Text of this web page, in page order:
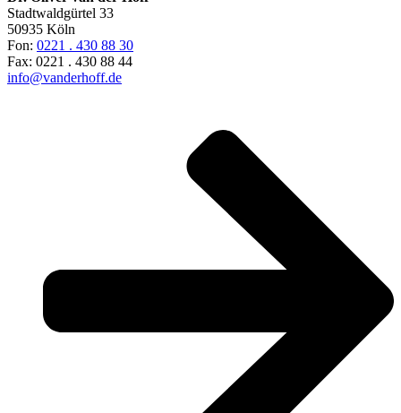
Stadtwaldgürtel 33
50935 Köln
Fon: 0221 . 430 88 30
Fax: 0221 . 430 88 44
info@vanderhoff.de